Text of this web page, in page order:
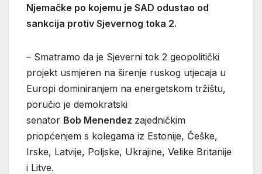
Njemačke po kojemu je SAD odustao od
sankcija protiv Sjevernog toka 2.
– Smatramo da je Sjeverni tok 2 geopolitički
projekt usmjeren na širenje ruskog utjecaja u
Europi dominiranjem na energetskom tržištu,
poručio je demokratski
senator Bob Menendez zajedničkim
priopćenjem s kolegama iz Estonije, Češke,
Irske, Latvije, Poljske, Ukrajine, Velike Britanije
i Litve.